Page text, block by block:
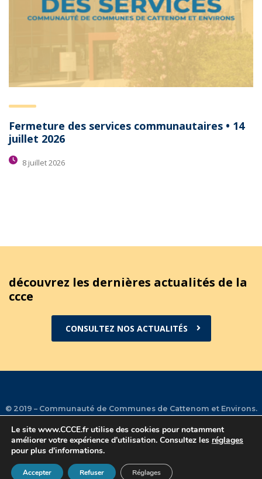
Fermeture des services communautaires • 14
juillet 2026
8 juillet 2026
découvrez les dernières actualités de la
ccce
CONSULTEZ NOS ACTUALITÉS
© 2019 – Communauté de Communes de Cattenom et Environs.
Plan du site • Mentions légales Facebook
Instagram
Le site www.CCCE.frutilise des cookies pour notamment
améliorer votre expérience d’utilisation. Consultez les réglages
pour plus d'informations.
Accepter Refuser Réglages